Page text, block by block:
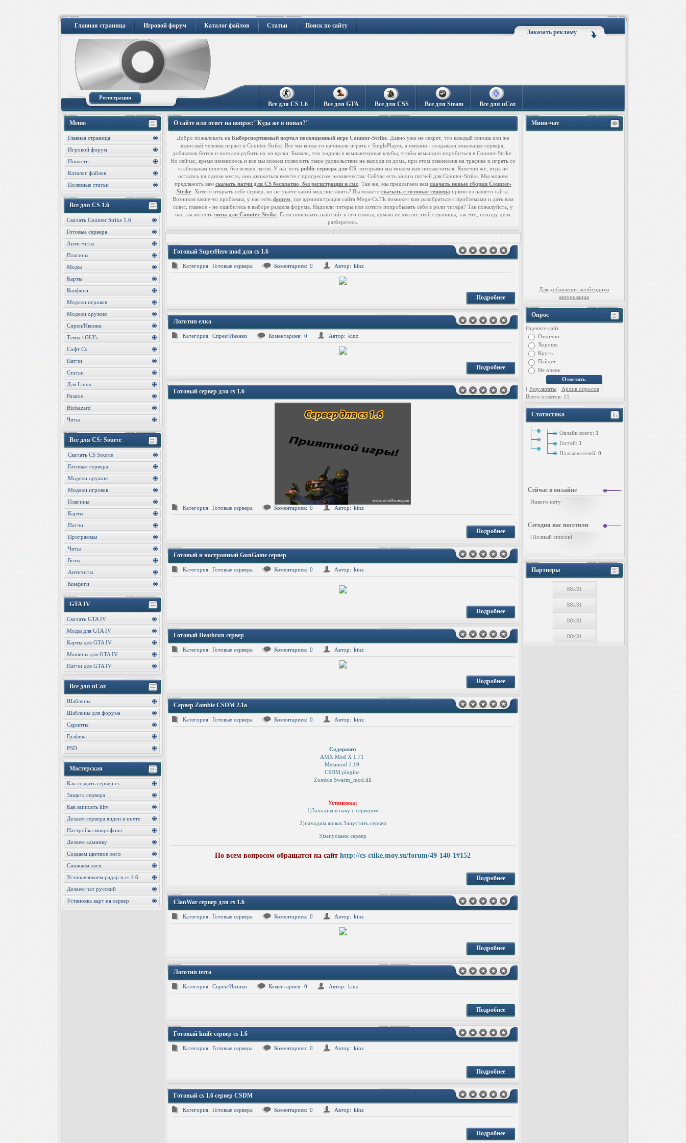
Главная страница Игровой форум Каталог файлов Статьи
Поиск по сайту
Заказать рекламу
Регистрация
Все для CS 1.6 Все для GTA Все для CSS Все для Steam Все для uCoz
О сайте или ответ на вопрос:"Куда же я попал?"
Добро пожаловать на Киберспортивный портал посвященный игре Counter-Strike. Давно уже не секрет, что каждый юноша или же
взрослый человек играет в Counter-Strike. Все мы когда-то начинали играть с SinglePlayer, а именно - создавали локальные сервера,
добавляли ботов и поехали рубить их на куски. Бывало, что ходили в компьютерные клубы, чтобы командно порубиться в Counter-Strike.
Но сейчас, время изменилось и все мы можем позволить такое удовольствие не выходя из дома, при этом сэкономив на трафике и играть со
стабильным пингом, без всяких лагов. У нас есть public сервера для CS, которыми мы можем вам похвастаться. Конечно же, игра не
осталась на одном месте, оно движеться вместе с прогрессом человечества. Сейчас есть много патчей для Counter-Strike. Мы можем
предлажить вам скачать патчи для CS бесплатно, без регистрации и смс. Так же, мы предлагаем вам скачать новые сборки Counter-
Strike. Хотите открыть себе сервер, но не знаете какой мод поставить? Вы можете скачать с готовые сервера прямо из нашего сайта.
Возникли какие-то проблемы, у нас есть форум , где администрация сайта Mega-Cs.Tk поможет вам разобраться с проблемами и дать вам
совет, главное - не ошибитесь в выборе раздела форума. Надоели читеры или хотите попробывать себя в роли читера? Так пожалуйста, у
нас так же есть читы для Counter-Strike . Если описывать наш сайт и его плюсы, думаю не хватит этой страницы, так что, походу дела
разберетесь.
Готовый SuperHero mod для cs 1.6
Категория: Готовые сервера Коментариев: 0 Автор: kinz
Подробнее
Логотип елка
Категория: Спреи/Иконки Коментариев: 0 Автор: kinz
Подробнее
Готовый сервер для cs 1.6
Категория: Готовые сервера Коментариев: 0 Автор: kinz
Подробнее
Готовый и настроиный GunGame сервер
Категория: Готовые сервера Коментариев: 0 Автор: kinz
Подробнее
Готовый Deathrun сервер
Категория: Готовые сервера Коментариев: 0 Автор: kinz
Подробнее
Сервер Zombie CSDM 2.1a
Категория: Готовые сервера Коментариев: 0 Автор: kinz
Содержит:
AMX Mod X 1.71
Metamod 1.19
CSDM.plugins
Zombie Swarm_mod.dll
Установка:
1)Заходим в паку с сервером
2)находим ярлык Запустить сервер
3)запускаем сервер
По всем вопросом обращатся на сайт http://cs-ctike.moy.su/forum/49-140-1#152
Подробнее
ClanWar сервер для cs 1.6
Категория: Готовые сервера Коментариев: 0 Автор: kinz
Подробнее
Логотип terra
Категория: Спреи/Иконки Коментариев: 0 Автор: kinz
Подробнее
Готовый knife сервер cs 1.6
Категория: Готовые сервера Коментариев: 0 Автор: kinz
Подробнее
Готовый cs 1.6 сервер CSDM
Категория: Готовые сервера Коментариев: 0 Автор: kinz
Подробнее
Мини-чат
Для добавления необходима
авторизация
Опрос
Оцените сайт
Отлично
Хорошо
Круть
Пайдет
Не очень
[ Результаты· Архив опросов]
Всего ответов: 11
Статистика
Онлайн всего: 1
Гостей: 1
Пользователей: 0
Сейчас в онлайне
Никого нету
Сегодня нас посетили
[Полный список]
Партнеры
Меню
Главная страница
Игровой форум
Новости
Каталог файлов
Полезные статьи
Все для CS 1.6
Скачать Counter Strike 1.6
Готовые сервера
Анти-читы
Плагины
Моды
Карты
Конфиги
Модели игроков
Модели оружия
Спреи/Иконки
Темы / GUI's
Софт Cs
Патчи
Статьи
Для Linux
Разное
Biohazard
Читы
Все для CS: Source
Скачать CS Source
Готовые сервера
Модели оружия
Модели игроков
Плагины
Карты
Патчи
Программы
Читы
Боты
Античиты
Конфиги
GTA IV
Скачать GTA IV
Моды для GTA IV
Карты для GTA IV
Машины для GTA IV
Патчи для GTA IV
Все для uCoz
Шаблоны
Шаблоны для форума
Скрипты
Графика
PSD
Мастерская
Как создать сервер cs
Защита сервера
Как записать hltv
Делаем сервера виден в инете
Настройка микрофона
Делаем админку
Создаем цветное лого
Снижаем лаги
Устанавливаем радар в cs 1.6
Делаем чат русский
Установка карт на сервер